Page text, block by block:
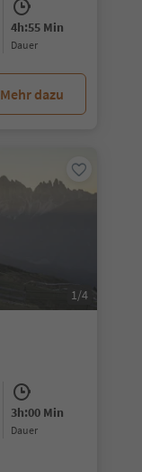
4h:55 Min
Dauer
Mehr dazu
1/4
3h:00 Min
Dauer